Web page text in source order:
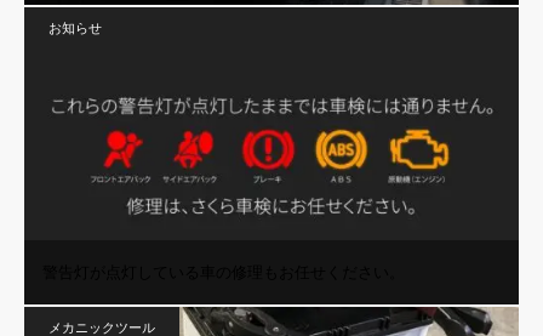
お知らせ
メカニックツール